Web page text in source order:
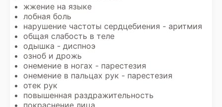
жжение на языке
лобная боль
нарушение частоты сердцебиения - аритмия
общая слабость в теле
одышка - диспноэ
озноб и дрожь
онемение в ногах - парестезия
онемение в пальцах рук - парестезия
отек рук
повышенная раздражительность
покраснение лица